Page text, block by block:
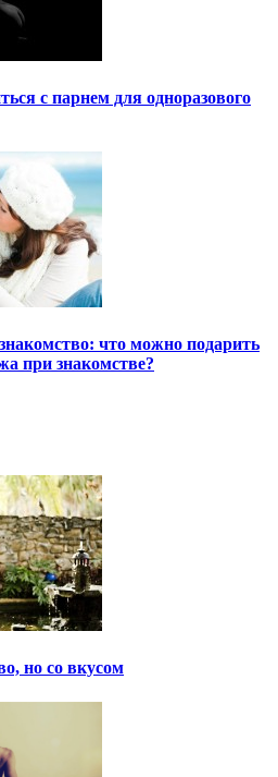
с парнем для одноразового
что можно подарить
при знакомстве?
но со вкусом